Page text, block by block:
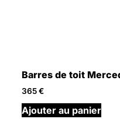
Barres de toit
365€
Ajouter au panier